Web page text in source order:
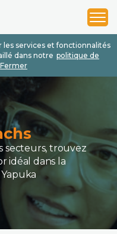
les services et fonctionnalités
dans notre politique de
Fermer
1
2
3
secteurs, trouvez
idéal dans la